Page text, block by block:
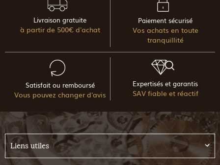
Livraison gratuite
à partir de 500€ d'achat
Paiement sécurisé
Vos achats en toute
tranquillité
Satisfait ou remboursé
Vous pouvez changer d'avis
Expertisés et garantis
SAV fiable et réactif
Liens utiles